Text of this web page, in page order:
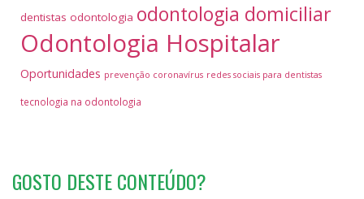
dentistas odontologia odontologia domiciliar
Odontologia Hospitalar
Oportunidades prevenção coronavírus redes sociais para dentistas
tecnologia na odontologia
GOSTO DESTE CONTEÚDO?